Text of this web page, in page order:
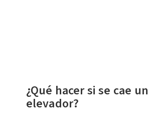
¿Qué hacer si se cae un
elevador?